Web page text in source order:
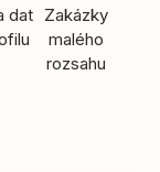
dat Zakázky
malého
rozsahu